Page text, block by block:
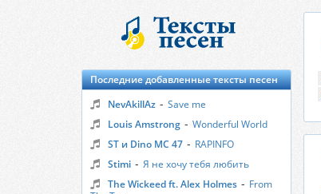
Последние добавленные тексты песен
NevAkillAz - Save me
Louis Amstrong - Wonderful World
ST и Dino MC 47 - RAPINFO
Stimi - Я не хочу тебя любить
The Wickeed ft. Alex Holmes - From